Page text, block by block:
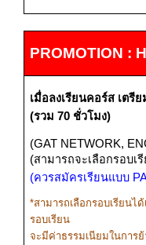
PROMOTION :
เมื่อลงเรียนคอร์ส เตรี
(รวม70 ชั่วโมง)
(GAT NETWORK,
(สามารถจะเลือกรอบเ
(ควรสมัครเรียนแบบ
*สามารถเลือกรอบเรียนไ
รอบเรียน
จะมีค่าธรรมเนียมในการ